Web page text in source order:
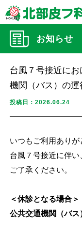
お知らせ
台風７号接近に
機関（バス）の
投稿日：2026.06.24
いつもご利用ありが
台風７号接近に伴
ご了承ください。
＜休診となる場合＞
公共交通機関（バ